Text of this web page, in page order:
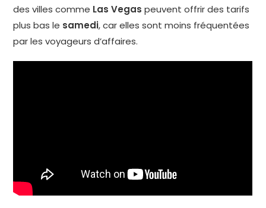
des villes comme Las Vegas peuvent offrir des tarifs
plus bas le samedi, car elles sont moins fréquentées
par les voyageurs d’affaires.